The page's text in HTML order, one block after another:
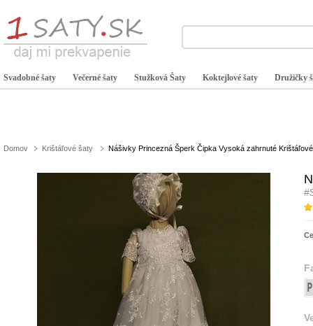
Svadobné šaty Večerné šaty Stužková Šaty Koktejlové šaty Družičky
Domov Krištáľové šaty Nášivky Princezná Šperk Čipka Vysoká zahrnuté